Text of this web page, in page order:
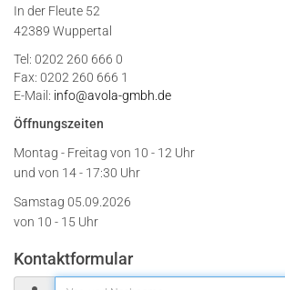
In der Fleute 52
42389 Wuppertal
Tel: 0202 260 666 0
Fax: 0202 260 666 1
E-Mail: info@avola-gmbh.de
Öffnungszeiten
Montag - Freitag von 10 - 12 Uhr
und von 14 - 17:30 Uhr
Samstag 05.09.2026
von 10 - 15 Uhr
Kontaktformular